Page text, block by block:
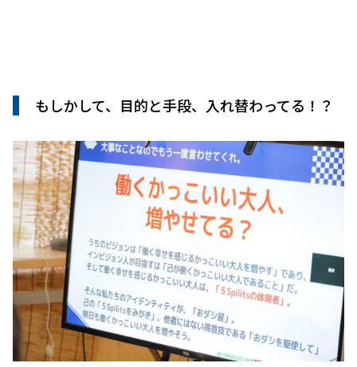
もしかして、目的と手段、入れ替わってる！？